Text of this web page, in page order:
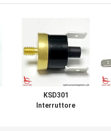
KSD301
Interruttore